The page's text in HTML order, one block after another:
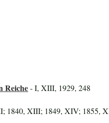
Reiche- I, XIII, 1929, 248
1840, XIII; 1849, XIV; 1855,